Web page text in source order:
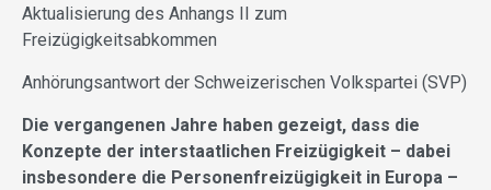
Aktualisierung des Anhangs II zum
Freizügigkeitsabkommen
Anhörungsantwort der Schweizerischen Volkspartei (SVP)
Die vergangenen Jahre haben gezeigt, dass die
Konzepte der interstaatlichen Freizügigkeit – dabei
insbesondere die Personenfreizügigkeit in Europa –